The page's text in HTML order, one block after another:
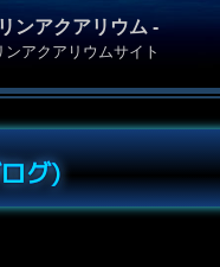
ンアクアリウム -
アクアリウムサイト
グ)